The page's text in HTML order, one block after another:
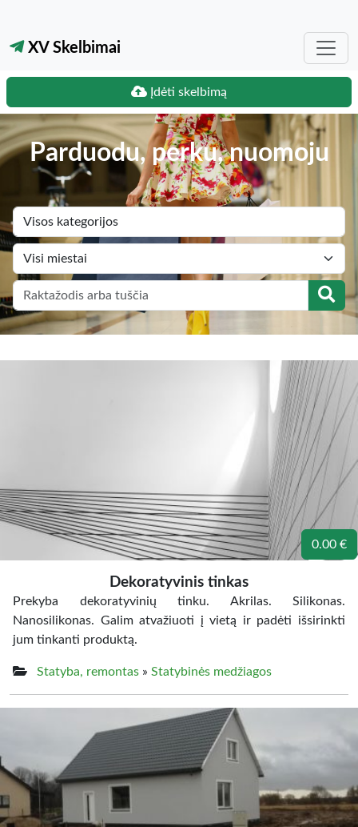
XV Skelbimai
Įdėti skelbimą
Parduodu, perku, nuomoju
0.00 €
Dekoratyvinis tinkas
Prekyba dekoratyvinių tinku. Akrilas. Silikonas.
Nanosilikonas. Galim atvažiuoti į vietą ir padėti išsirinkti
jum tinkanti produktą.
Statyba, remontas » Statybinės medžiagos